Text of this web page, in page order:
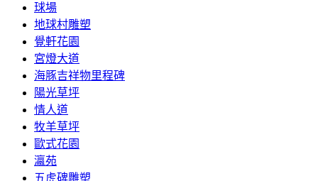
球場
地球村雕塑
覺軒花園
宮燈大道
海豚吉祥物里程碑
陽光草坪
情人道
牧羊草坪
歐式花園
瀛苑
五虎碑雕塑